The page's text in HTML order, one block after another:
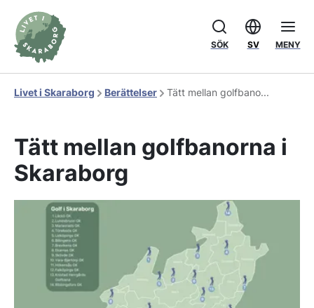
SÖK SV MENY
Livet i Skaraborg Berättelser Tätt mellan golfbano...
Tätt mellan golfbanorna i
Skaraborg